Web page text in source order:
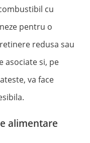
cu
pentru o
redusa sau
asociate si, pe
va face
alimentare